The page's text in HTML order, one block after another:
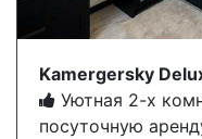
Kamergersky
Уютная 2-х
посуточную